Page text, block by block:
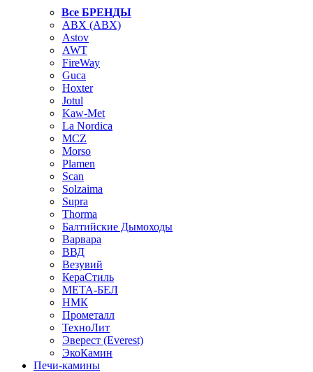
Все БРЕНДЫ
ABX (АВХ)
Astov
AWT
FireWay
Guca
Hoxter
Jotul
Kaw-Met
La Nordica
MCZ
Morso
Plamen
Scan
Solzaima
Supra
Thorma
Балтийские Дымоходы
Варвара
ВВД
Везувий
КераСтиль
МЕТА-БЕЛ
НМК
Прометалл
ТехноЛит
Эверест (Everest)
ЭкоКамин
Печи-камины